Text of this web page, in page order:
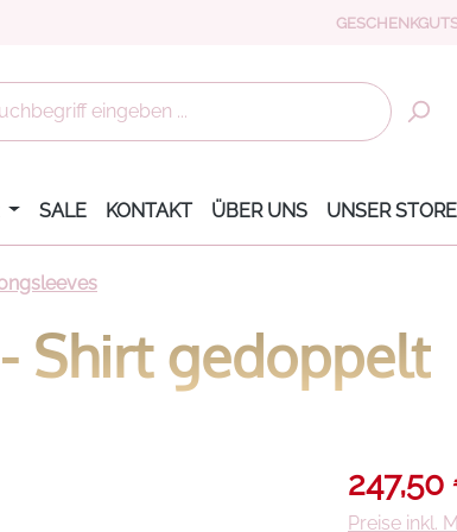
SALE KONTAKT ÜBER UNS UNSER STORE
Shirt gedoppelt
Preise inkl.